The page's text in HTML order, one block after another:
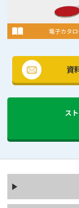
電子カタ
資
ス